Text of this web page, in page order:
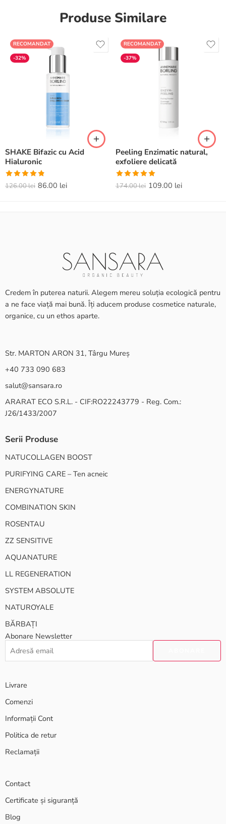
Produse Similare
RECOMANDAT
-32%
SHAKE Bifazic cu Acid
Hialuronic
Evaluat la
4.82din 5
126.00lei 86.00 lei
RECOMANDAT
-37%
Peeling Enzimatic natural,
exfoliere delicată
Evaluat la
5.00din 5
174.00lei 109.00 lei
Credem în puterea naturii. Alegem mereu soluția ecologică pentru
a ne face viață mai bună. Îți aducem produse cosmetice naturale,
organice, cu un ethos aparte.
Str. MARTON ARON 31, Târgu Mureș
+40 733 090 683
salut@sansara.ro
ARARAT ECO S.R.L. - CIF:RO22243779 - Reg. Com.:
J26/1433/2007
Serii Produse
NATUCOLLAGEN BOOST
PURIFYING CARE – Ten acneic
ENERGYNATURE
COMBINATION SKIN
ROSENTAU
ZZ SENSITIVE
AQUANATURE
LL REGENERATION
SYSTEM ABSOLUTE
NATUROYALE
BĂRBAȚI
Abonare Newsletter
Livrare
Comenzi
Informații Cont
Politica de retur
Reclamații
Contact
Certificate și siguranță
Blog